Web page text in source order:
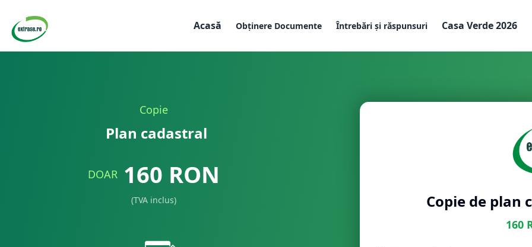
Acasă Obținere Documente Întrebări și răspunsuri Casa Verde 2026
Copie
Plan cadastral
DOAR 160 RON
(TVA inclus) Copie de plan
160